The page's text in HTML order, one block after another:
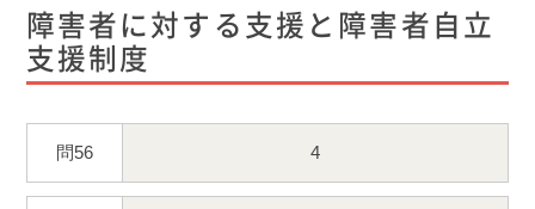
障害者に対する支援と障害者自立
支援制度
問56 4